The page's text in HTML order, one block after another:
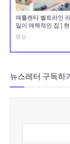
애틀랜타 벨트라인
일이 매력적인 집 |
영상
뉴스레터 구독하기